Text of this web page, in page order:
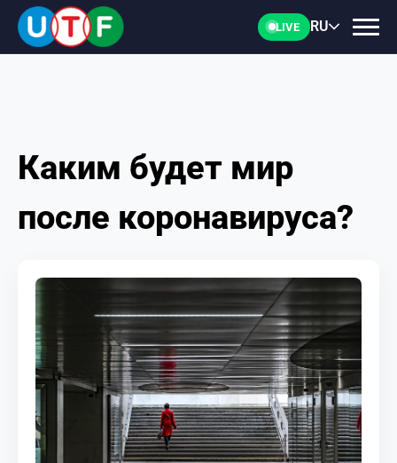
LIVE RU
ГЛАВНАЯ
ФТУ
ДОКУМЕНТЫ
ПЕРСОНАЛИИ
МЕДИА
КОРТЫ
Каким будет мир
после коронавируса?